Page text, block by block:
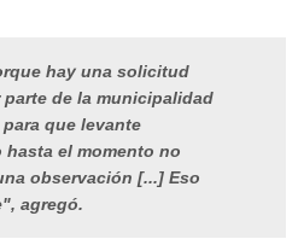
hay una solicitud
de la municipalidad
que levante
el momento no
observación [...] Eso
agregó.